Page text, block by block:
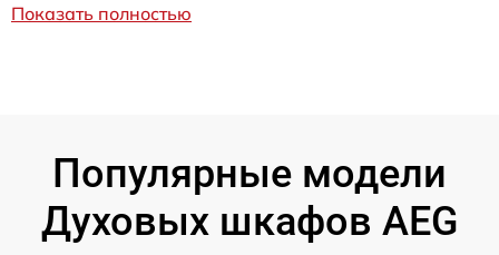
Показать полностью
Популярные модели
Духовых шкафов AEG